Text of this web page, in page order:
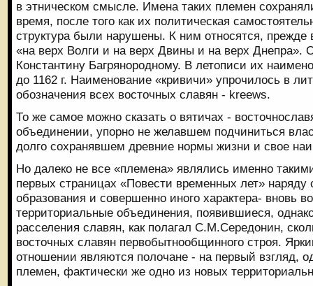
в этническом смысле. Имена таких племен
время, после того как их политическая
структура были нарушены. К ним относятся, прежде
«на верх Волги и на верх Двины и на верх Днепра».
Константину Багрянородному. В летописи их
до 1162 г. Наименование «кривичи» упрочилось в
обозначения всех восточных славян - kreews.
То же самое можно сказать о вятичах -
объединении, упорно не желавшем подчиниться
долго сохранявшем древние нормы жизни и свое
Но далеко не все «племена» являлись именно
первых страницах «Повести временных лет»
образования и совершенно иного характера- вновь
территориальные объединения, появившиеся,
расселения славян, как полагал С.М.Середонин,
восточных славян первобытнообщинного строя.
отношении являются полочане - на первый взгляд,
племен, фактически же одно из новых